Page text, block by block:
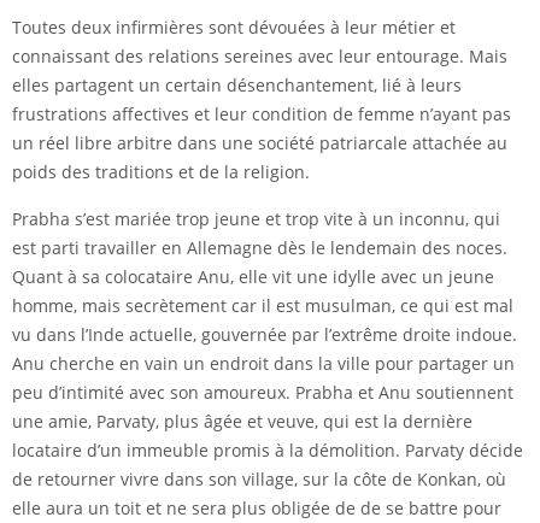
Toutes deux infirmières sont dévouées à leur métier et
connaissant des relations sereines avec leur entourage. Mais
elles partagent un certain désenchantement, lié à leurs
frustrations affectives et leur condition de femme n’ayant pas
un réel libre arbitre dans une société patriarcale attachée au
poids des traditions et de la religion.
Prabha s’est mariée trop jeune et trop vite à un inconnu, qui
est parti travailler en Allemagne dès le lendemain des noces.
Quant à sa colocataire Anu, elle vit une idylle avec un jeune
homme, mais secrètement car il est musulman, ce qui est mal
vu dans l’Inde actuelle, gouvernée par l’extrême droite indoue.
Anu cherche en vain un endroit dans la ville pour partager un
peu d’intimité avec son amoureux. Prabha et Anu soutiennent
une amie, Parvaty, plus âgée et veuve, qui est la dernière
locataire d’un immeuble promis à la démolition. Parvaty décide
de retourner vivre dans son village, sur la côte de Konkan, où
elle aura un toit et ne sera plus obligée de de se battre pour